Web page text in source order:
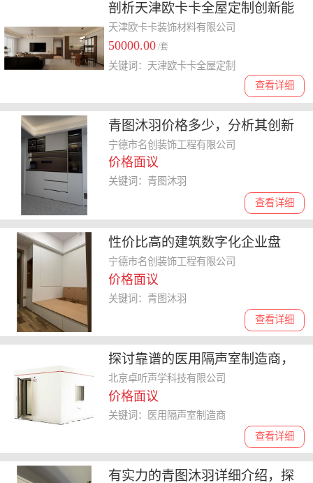
剖析天津欧卡卡全屋定制创新能
力，了解其售后服务质量如何
天津欧卡卡装饰材料有限公司
50000.00 /套
查看详细
关键词：天津欧卡卡全屋定制
青图沐羽价格多少，分析其创新
能力与售后**是否匹配
宁德市名创装饰工程有限公司
价格面议
查看详细
关键词：青图沐羽
性价比高的建筑数字化企业盘
点，青图沐羽技术实力与定价解
读
宁德市名创装饰工程有限公司
价格面议
查看详细
关键词：青图沐羽
探讨靠谱的医用隔声室制造商，
如何选择适合自己的品牌
北京卓听声学科技有限公司
价格面议
查看详细
关键词：医用隔声室制造商
有实力的青图沐羽详细介绍，探